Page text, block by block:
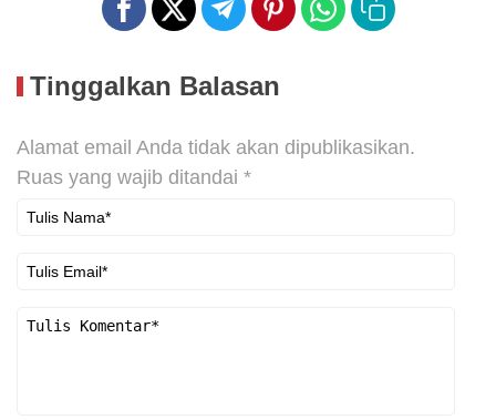
Tinggalkan Balasan
Alamat email Anda tidak akan dipublikasikan.
Ruas yang wajib ditandai *